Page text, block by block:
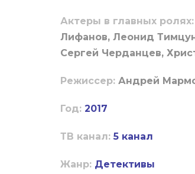
Актеры в главных ролях:
Лифанов, Леонид
Сергей Черданцев,
Режиссер: Андрей
Год: 2017
ТВ канал: 5 канал
Жанр: Детективы